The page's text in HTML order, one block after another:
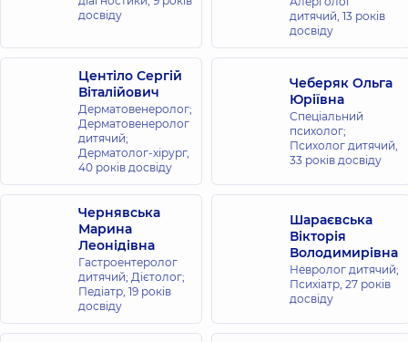
досвіду
дитячий, 13 років
досвіду
Центіло Сергій
Віталійович
Дерматовенеролог;
Дерматовенеролог
дитячий;
Дерматолог-хірург,
40 років досвіду
Чеберяк Ольга
Юріївна
Спеціальний
психолог;
Психолог дитячий,
33 років досвіду
Чернявська
Марина
Леонідівна
Гастроентеролог
дитячий; Дієтолог;
Педіатр, 19 років
досвіду
Шараєвська
Вікторія
Володимирівна
Невролог дитячий;
Психіатр, 27 років
досвіду